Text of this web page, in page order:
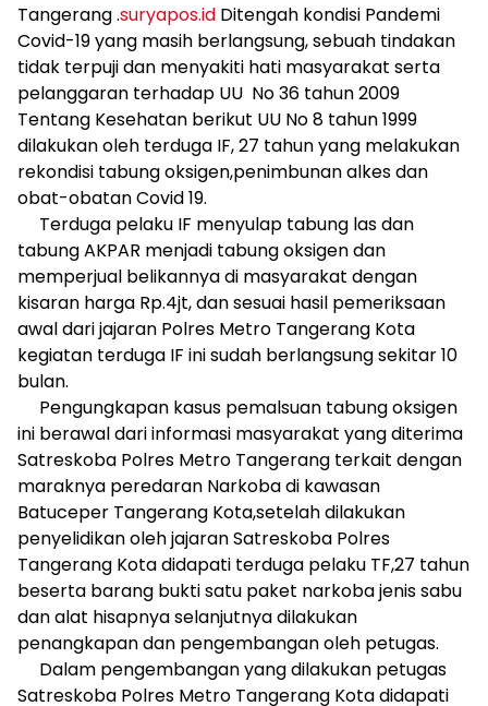
Tangerang .suryapos.id Ditengah kondisi Pandemi
Covid-19 yang masih berlangsung, sebuah tindakan
tidak terpuji dan menyakiti hati masyarakat serta
pelanggaran terhadap UU No 36 tahun 2009
Tentang Kesehatan berikut UU No 8 tahun 1999
dilakukan oleh terduga IF, 27 tahun yang melakukan
rekondisi tabung oksigen,penimbunan alkes dan
obat-obatan Covid 19.
Terduga pelaku IF menyulap tabung las dan
tabung AKPAR menjadi tabung oksigen dan
memperjual belikannya di masyarakat dengan
kisaran harga Rp.4jt, dan sesuai hasil pemeriksaan
awal dari jajaran Polres Metro Tangerang Kota
kegiatan terduga IF ini sudah berlangsung sekitar 10
bulan.
Pengungkapan kasus pemalsuan tabung oksigen
ini berawal dari informasi masyarakat yang diterima
Satreskoba Polres Metro Tangerang terkait dengan
maraknya peredaran Narkoba di kawasan
Batuceper Tangerang Kota,setelah dilakukan
penyelidikan oleh jajaran Satreskoba Polres
Tangerang Kota didapati terduga pelaku TF,27 tahun
beserta barang bukti satu paket narkoba jenis sabu
dan alat hisapnya selanjutnya dilakukan
penangkapan dan pengembangan oleh petugas.
Dalam pengembangan yang dilakukan petugas
Satreskoba Polres Metro Tangerang Kota didapati